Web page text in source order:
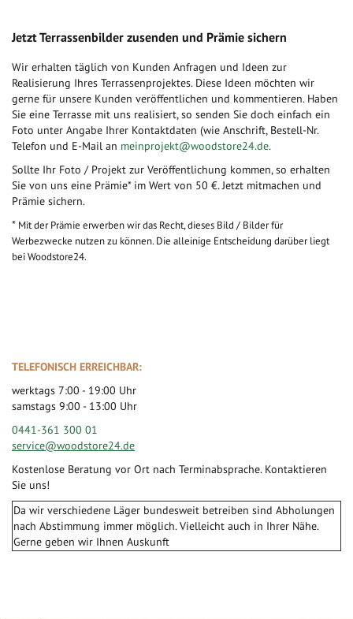
Jetzt Terrassenbilder zusenden und Prämie sichern
Wir erhalten täglich von Kunden Anfragen und Ideen zur
Realisierung Ihres Terrassenprojektes. Diese Ideen möchten wir
gerne für unsere Kunden veröffentlichen und kommentieren. Haben
Sie eine Terrasse mit uns realisiert, so senden Sie doch einfach ein
Foto unter Angabe Ihrer Kontaktdaten (wie Anschrift, Bestell-Nr.
Telefon und E-Mail an meinprojekt@woodstore24.de.
Sollte Ihr Foto / Projekt zur Veröffentlichung kommen, so erhalten
Sie von uns eine Prämie* im Wert von 50 €. Jetzt mitmachen und
Prämie sichern.
* Mit der Prämie erwerben wir das Recht, dieses Bild / Bilder für
Werbezwecke nutzen zu können. Die alleinige Entscheidung darüber liegt
bei Woodstore24.
TELEFONISCH ERREICHBAR:
werktags 7:00 - 19:00 Uhr
samstags 9:00 - 13:00 Uhr
0441-361 300 01
service@woodstore24.de
Kostenlose Beratung vor Ort nach Terminabsprache. Kontaktieren
Sie uns!
Da wir verschiedene Läger bundesweit betreiben sind Abholungen
nach Abstimmung immer möglich. Vielleicht auch in Ihrer Nähe.
Gerne geben wir Ihnen Auskunft